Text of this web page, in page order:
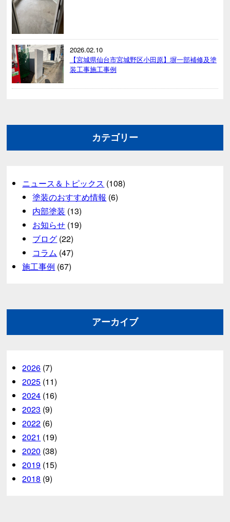
2026.02.10
【宮城県仙台市宮城野区小田原】塀一部補修及塗
装工事施工事例
カテゴリー
ニュース＆トピックス (108)
塗装のおすすめ情報 (6)
内部塗装 (13)
お知らせ (19)
ブログ (22)
コラム (47)
施工事例 (67)
アーカイブ
2026 (7)
2025 (11)
2024 (16)
2023 (9)
2022 (6)
2021 (19)
2020 (38)
2019 (15)
2018 (9)